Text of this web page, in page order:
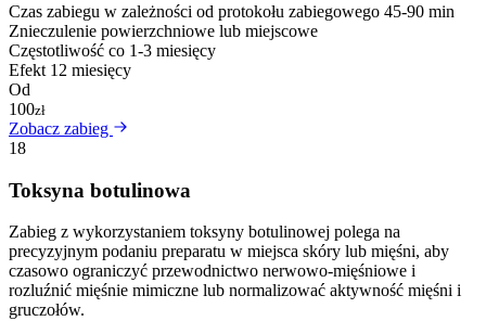
Czas zabiegu w zależności od protokołu zabiegowego 45-90 min
Znieczulenie powierzchniowe lub miejscowe
Częstotliwość co 1-3 miesięcy
Efekt 12 miesięcy
Od
100zł
Zobacz zabieg
18
Toksyna botulinowa
Zabieg z wykorzystaniem toksyny botulinowej polega na
precyzyjnym podaniu preparatu w miejsca skóry lub mięśni, aby
czasowo ograniczyć przewodnictwo nerwowo-mięśniowe i
rozluźnić mięśnie mimiczne lub normalizować aktywność mięśni i
gruczołów.